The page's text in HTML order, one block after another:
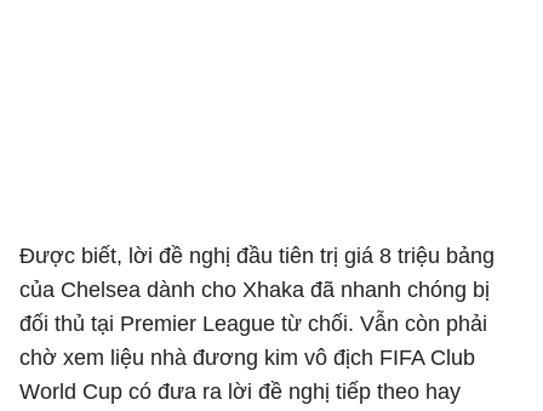
Được biết, lời đề nghị đầu tiên trị giá 8 triệu bảng
của Chelsea dành cho Xhaka đã nhanh chóng bị
đối thủ tại Premier League từ chối. Vẫn còn phải
chờ xem liệu nhà đương kim vô địch FIFA Club
World Cup có đưa ra lời đề nghị tiếp theo hay